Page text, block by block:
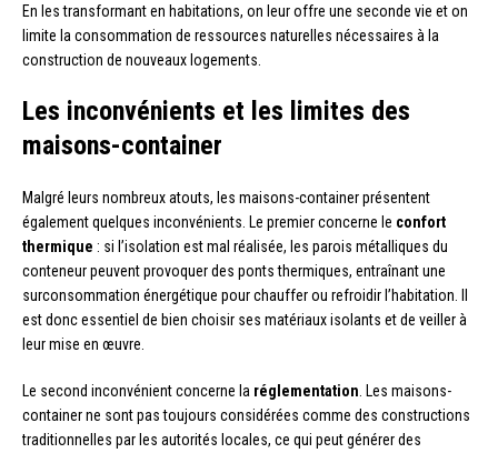
En les transformant en habitations, on leur offre une seconde vie et on
limite la consommation de ressources naturelles nécessaires à la
construction de nouveaux logements.
Les inconvénients et les limites des
maisons-container
Malgré leurs nombreux atouts, les maisons-container présentent
également quelques inconvénients. Le premier concerne le confort
thermique : si l’isolation est mal réalisée, les parois métalliques du
conteneur peuvent provoquer des ponts thermiques, entraînant une
surconsommation énergétique pour chauffer ou refroidir l’habitation. Il
est donc essentiel de bien choisir ses matériaux isolants et de veiller à
leur mise en œuvre.
Le second inconvénient concerne la réglementation . Les maisons-
container ne sont pas toujours considérées comme des constructions
traditionnelles par les autorités locales, ce qui peut générer des